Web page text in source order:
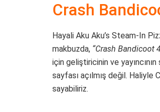
Crash
Hayali Aku Aku’s Steam-In
makbuzda, “Crash Bandicoot
için geliştiricinin ve
sayfası açılmış değil. Haliyle
sayabiliriz.